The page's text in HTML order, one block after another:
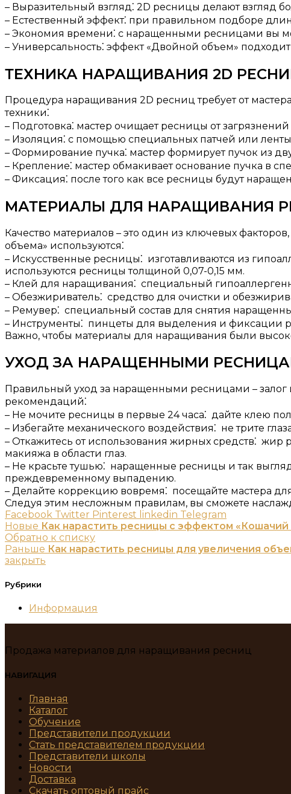
– Выразительный взгляд⁚ 2D ресницы делают взгляд
– Естественный эффект⁚ при правильном подборе
– Экономия времени⁚ с наращенными ресницами вы
– Универсальность⁚ эффект «Двойной объем»
ТЕХНИКА НАРАЩИВАНИЯ 2D
Процедура наращивания 2D ресниц требует от
техники⁚
– Подготовка⁚ мастер очищает ресницы от
– Изоляция⁚ с помощью специальных патчей или
– Формирование пучка⁚ мастер формирует пучок из
– Крепление⁚ мастер обмакивает основание пучка в
– Фиксация⁚ после того как все ресницы будут
МАТЕРИАЛЫ ДЛЯ НАРАЩИВАНИЯ
Качество материалов – это один из ключевых
объема» используются⁚
– Искусственные ресницы⁚ изготавливаются из
используются ресницы толщиной 0,07-0,15 мм.​
– Клей для наращивания⁚ специальный
– Обезжириватель⁚ средство для очистки и
– Ремувер⁚ специальный состав для снятия
– Инструменты⁚ пинцеты для выделения и фиксации
Важно, чтобы материалы для наращивания были
УХОД ЗА НАРАЩЕННЫМИ
Правильный уход за наращенными ресницами – залог
рекомендаций⁚
– Не мочите ресницы в первые 24 часа⁚ дайте клею
– Избегайте механического воздействия⁚ не трите
– Откажитесь от использования жирных средств⁚ жир
макияжа в области глаз.
– Не красьте тушью⁚ наращенные ресницы и так
преждевременному выпадению.​
– Делайте коррекцию вовремя⁚ посещайте мастера
Следуя этим несложным правилам, вы сможете
Facebook Twitter Pinterest linkedin Telegram
Новые Как нарастить ресницы с эффектом «Кошачий
Обратно к списку
Раньше Как нарастить ресницы для увеличения
закрыть
Рубрики
Информация
Продажа материалов для наращивания ресниц
НАВИГАЦИЯ
Главная
Каталог
Обучение
Представители продукции
Стать представителем продукции
Представители школы
Новости
Доставка
Скачать оптовый прайс